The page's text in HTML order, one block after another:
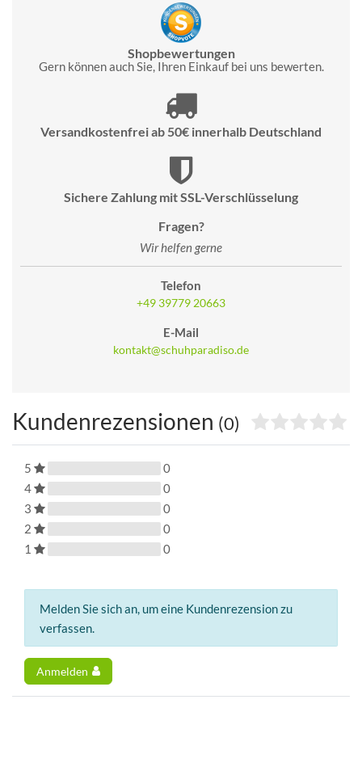
Shopbewertungen
Gern können auch Sie, Ihren Einkauf bei uns bewerten.
Versandkostenfrei ab 50€ innerhalb Deutschland
Sichere Zahlung mit SSL-Verschlüsselung
Fragen?
Wir helfen gerne
Telefon
+49 39779 20663
E-Mail
kontakt@schuhparadiso.de
Kundenrezensionen (0)
5
0
4
0
3
0
2
0
1
0
Melden Sie sich an, um eine Kundenrezension zu
verfassen.
Anmelden